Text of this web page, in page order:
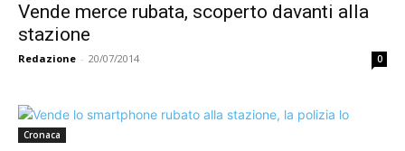
Vende merce rubata, scoperto davanti alla
stazione
Redazione - 20/07/2014 0
Cronaca